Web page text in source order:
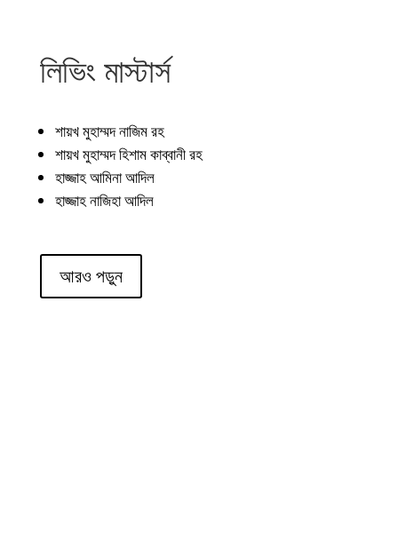
লিভিং মাস্টার্স
শায়খ মুহাম্মদ নাজিম রহ
শায়খ মুহাম্মদ হিশাম কাব্বানী রহ
হাজ্জাহ আমিনা আদিল
হাজ্জাহ নাজিহা আদিল
আরও পড়ুন